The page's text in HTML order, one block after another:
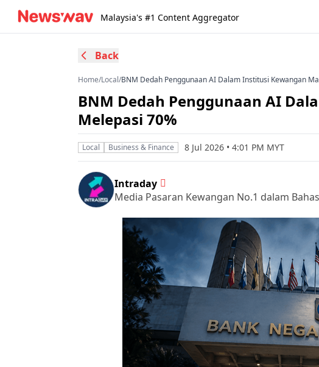
Malaysia's #1 Content Aggregator
Back
Home/Local/BNM Dedah Penggunaan AI Dalam Institusi Kewangan
BNM Dedah Penggunaan AI
Melepasi 70%
Local Business & Finance 8 Jul 2026 • 4:01 PM MYT
Intraday
Media Pasaran Kewangan No.1 dalam